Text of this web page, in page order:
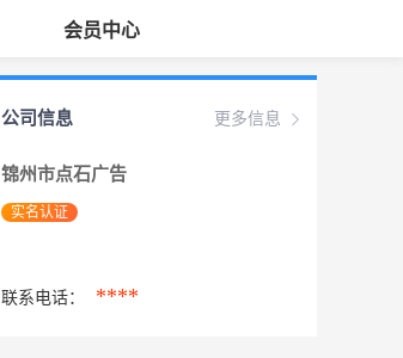
会员中心
更多信息
公司信息
锦州市点石广告
实名认证
联系电话： ****